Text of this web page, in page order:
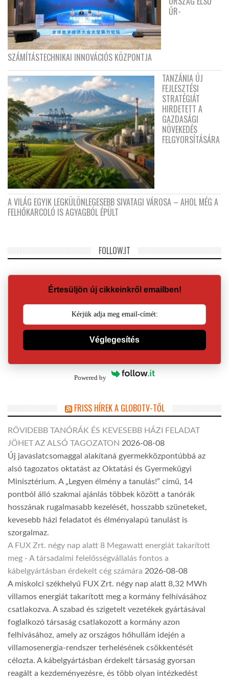
ŰR-
SZÁMÍTÁSTECHNIKAI INNOVÁCIÓS KÖZPONTJA
TANZÁNIA ÚJ
FEJLESZTÉSI
STRATÉGIÁT
HIRDETETT A
GAZDASÁGI
NÖVEKEDÉS
FELGYORSÍTÁSÁRA
A VILÁG EGYIK LEGKÜLÖNLEGESEBB SIVATAGI VÁROSA – AHOL MÉG A
FELHŐKARCOLÓ IS AGYAGBÓL ÉPÜLT
FOLLOW.IT
Értesüljön új cikkeinkről emailben!
Véglegesítés
Powered by
FRISS HÍREK A GLOBOTV-TŐL
RÖVIDEBB TANÓRÁK ÉS KEVESEBB HÁZI FELADAT
JÖHET AZ ALSÓ TAGOZATON 2026-08-08
Új javaslatcsomaggal alakítaná gyermekközpontúbbá az
alsó tagozatos oktatást az Oktatási és Gyermekügyi
Minisztérium. A „Legyen élmény a tanulás!” című, 14
pontból álló szakmai ajánlás többek között a tanórák
hosszának rugalmasabb kezelését, hosszabb szüneteket,
kevesebb házi feladatot és élményalapú tanulást is
szorgalmaz.
A FUX Zrt. négy nap alatt 8 Megawatt energiát takarított
meg - A társadalmi felelősségvállalás fontos a
kábelgyártásban érdekelt cég számára 2026-08-08
A miskolci székhelyű FUX Zrt. négy nap alatt 8,32 MWh
villamos energiát takarított meg a kormány felhívásához
csatlakozva. A szabad és szigetelt vezetékek gyártásával
foglalkozó társaság csatlakozott a kormány azon
felhívásához, amely az országos hőhullám idején a
villamosenergia-rendszer terhelésének csökkentését
célozta. A kábelgyártásban érdekelt társaság gyorsan
reagált a kezdeményezésre, és több olyan intézkedést